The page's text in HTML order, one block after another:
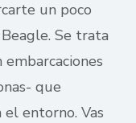
un poco
Se trata
que
entorno. Vas